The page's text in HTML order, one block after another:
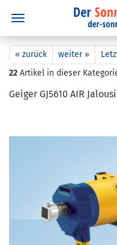
« zurück weiter »
22 Artikel in dieser
Gei­ger GJ5610 AIR